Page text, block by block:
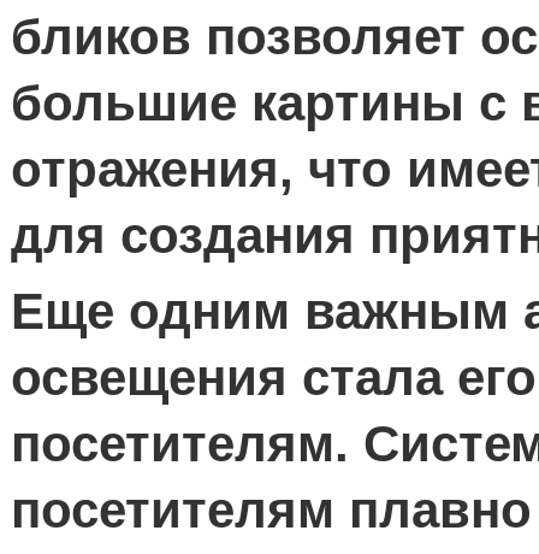
бликов позволяет
большие картины с
отражения, что
для создания
Еще одним важным
освещения стала
посетителям.
посетителям